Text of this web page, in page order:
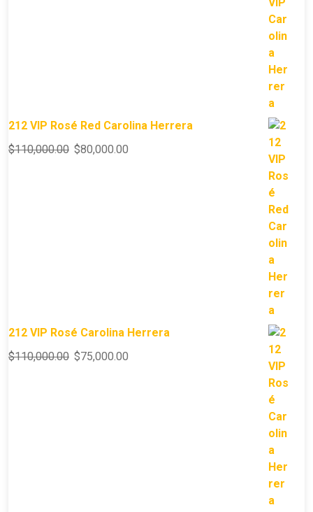
212 VIP Rosé Red Carolina Herrera
$110,000.00 $80,000.00
212 VIP Rosé Carolina Herrera
$110,000.00 $75,000.00